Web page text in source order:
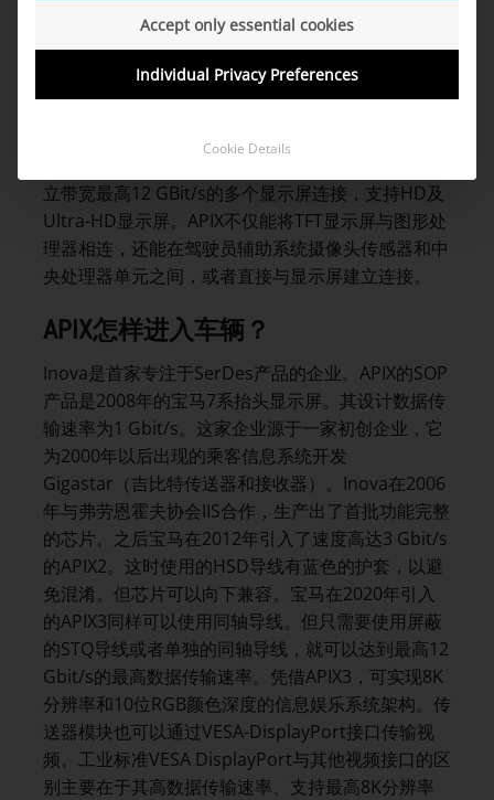
术的公司，目前是最大的APIX许可证买方，其次是
Toshiba、Analog Devices或Cypress。
其用途有哪些？
APIX3模块典型的用途是信息娱乐和娱乐系统，以及
立带宽最高12 GBit/s的多个显示屏连接，支持HD及
Ultra-HD显示屏。APIX不仅能将TFT显示屏与图形处
理器相连，还能在驾驶员辅助系统摄像头传感器和中
央处理器单元之间，或者直接与显示屏建立连接。
APIX怎样进入车辆？
Inova是首家专注于SerDes产品的企业。APIX的SOP
产品是2008年的宝马7系抬头显示屏。其设计数据传
输速率为1 Gbit/s。这家企业源于一家初创企业，它
为2000年以后出现的乘客信息系统开发
Gigastar（吉比特传送器和接收器）。Inova在2006
年与弗劳恩霍夫协会IIS合作，生产出了首批功能完整
的芯片。之后宝马在2012年引入了速度高达3 Gbit/s
的APIX2。这时使用的HSD导线有蓝色的护套，以避
免混淆。但芯片可以向下兼容。宝马在2020年引入
的APIX3同样可以使用同轴导线。但只需要使用屏蔽
的STQ导线或者单独的同轴导线，就可以达到最高12
Gbit/s的最高数据传输速率。凭借APIX3，可实现8K
分辨率和10位RGB颜色深度的信息娱乐系统架构。传
送器模块也可以通过VESA-DisplayPort接口传输视
频。工业标准VESA DisplayPort与其他视频接口的区
别主要在于其高数据传输速率、支持最高8K分辨率
Accept only essential cookies
Individual Privacy Preferences
Cookie Details